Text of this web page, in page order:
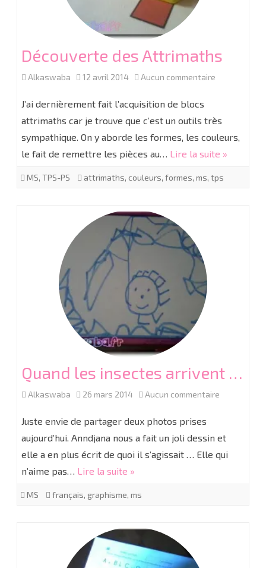
Découverte des Attrimaths
Alkaswaba 12 avril 2014 Aucun commentaire
des
Attrimaths
J’ai dernièrement fait l’acquisition de blocs
attrimaths car je trouve que c’est un outils très
sympathique. On y aborde les formes, les couleurs,
le fait de remettre les pièces au… Lire la suite »
MS, TPS-PS attrimaths, couleurs, formes, ms, tps
Quand les insectes arrivent …
Alkaswaba 26 mars 2014 Aucun commentaire
les
insectes
Juste envie de partager deux photos prises
aujourd’hui. Anndjana nous a fait un joli dessin et
elle a en plus écrit de quoi il s’agissait … Elle qui
n’aime pas… Lire la suite »
MS français, graphisme, ms